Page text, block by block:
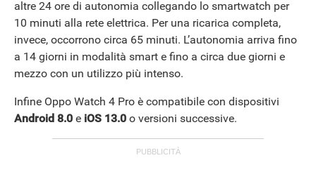
altre 24 ore di autonomia collegando lo smartwatch per
10 minuti alla rete elettrica. Per una ricarica completa,
invece, occorrono circa 65 minuti. L’autonomia arriva fino
a 14 giorni in modalità smart e fino a circa due giorni e
mezzo con un utilizzo più intenso.
Infine Oppo Watch 4 Pro è compatibile con dispositivi
Android 8.0 e iOS 13.0 o versioni successive.